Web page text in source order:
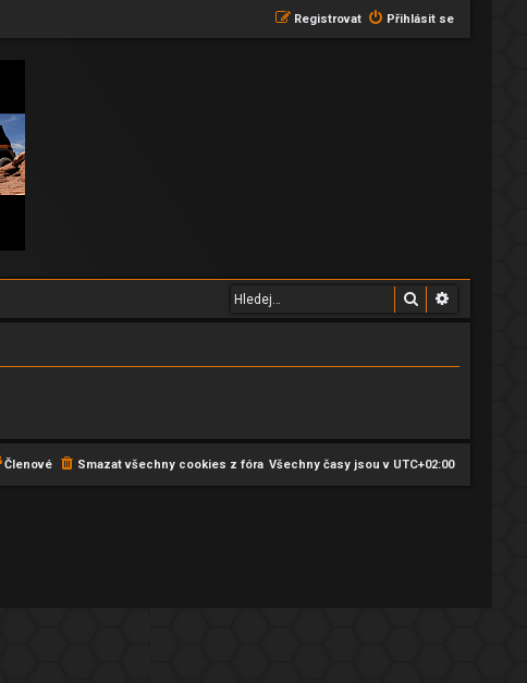
Přihlásit se
Registrovat
Hledat
Všechny časy jsou v UTC+02:00
Smazat všechny cookies z fóra
Členové